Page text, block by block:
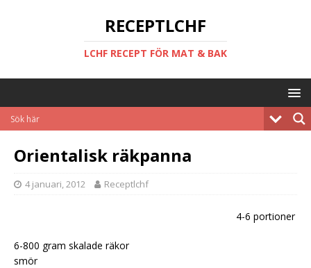
RECEPTLCHF
LCHF RECEPT FÖR MAT & BAK
Orientalisk räkpanna
4 januari, 2012 Receptlchf
4-6 portioner
6-800 gram skalade räkor
smör